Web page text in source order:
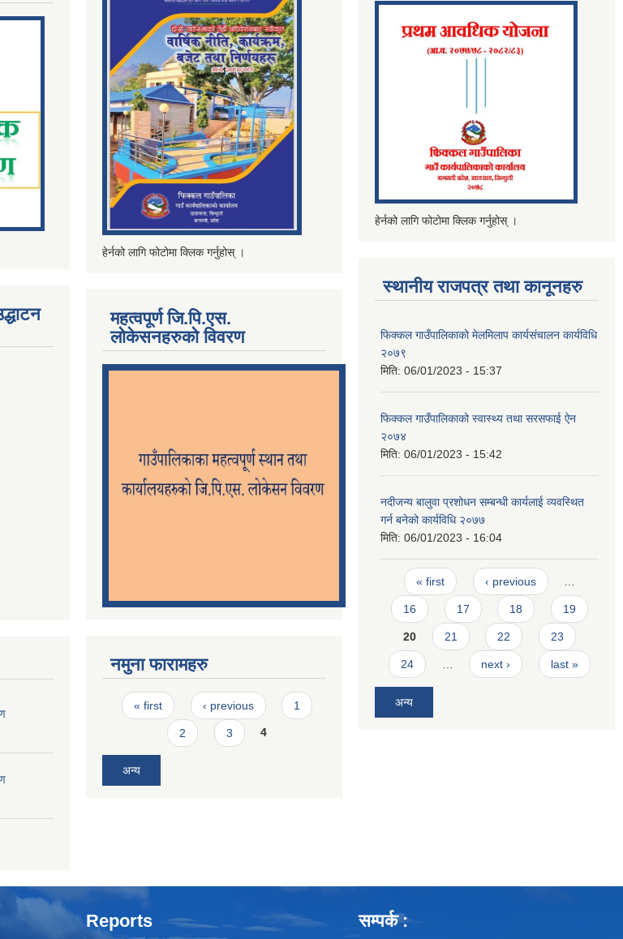
हेर्नको लागि फोटोमा क्लिक गर्नुहोस् ।
महत्वपूर्ण जि.पि.एस.
लोकेसनहरुको विवरण
नमुना फारामहरु
Pages
« first ‹ previous 1
2 3 4
अन्य
हेर्नको लागि फोटोमा क्लिक गर्नुहोस् ।
स्थानीय राजपत्र तथा कानूनहरु
फिक्कल गाउँपालिकाको मेलमिलाप कार्यसंचालन कार्यविधि
२०७९
मिति: 06/01/2023 - 15:37
फिक्कल गाउँपालिकाको स्वास्थ्य तथा सरसफाई ऐन
२०७४
मिति: 06/01/2023 - 15:42
नदीजन्य बालुवा प्रशोधन सम्बन्धी कार्यलाई व्यवस्थित
गर्न बनेको कार्यविधि २०७७
मिति: 06/01/2023 - 16:04
Pages
« first ‹ previous
16 17 18 19
20 21 22 23
24 next › last »
अन्य
Reports सम्पर्क :